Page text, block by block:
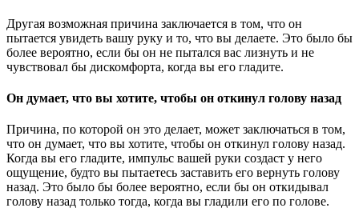
Другая возможная причина заключается в том, что он
пытается увидеть вашу руку и то, что вы делаете. Это было бы
более вероятно, если бы он не пытался вас лизнуть и не
чувствовал бы дискомфорта, когда вы его гладите.
Он думает, что вы хотите, чтобы он откинул голову назад
Причина, по которой он это делает, может заключаться в том,
что он думает, что вы хотите, чтобы он откинул голову назад.
Когда вы его гладите, импульс вашей руки создаст у него
ощущение, будто вы пытаетесь заставить его вернуть голову
назад. Это было бы более вероятно, если бы он откидывал
голову назад только тогда, когда вы гладили его по голове.